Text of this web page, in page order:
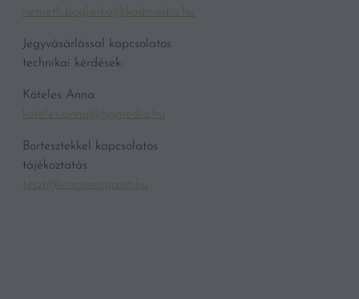
nemeth.boglarka@kodmedia.hu
Jegyvásárlással kapcsolatos
technikai kérdések:
Köteles Anna
koteles.anna@hgmedia.hu
Bortesztekkel kapcsolatos
tájékoztatás
teszt@vincemagazin.hu